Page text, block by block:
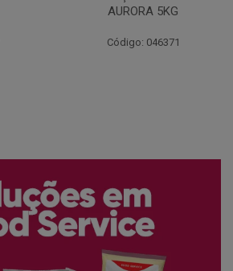
FATIADO PAKAN 200G
Código: 061522